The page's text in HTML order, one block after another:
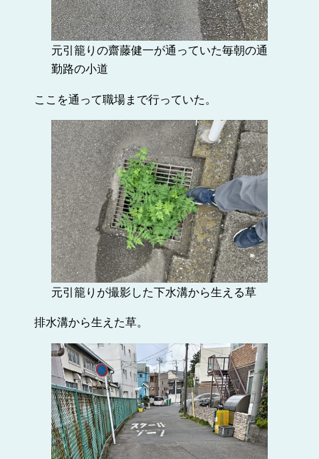
元引籠りの齋藤健一が通っていた毎朝の通
勤路の小道
ここを通って職場まで行っていた。
元引籠りが撮影した下水溝から生える草
排水溝から生えた草。